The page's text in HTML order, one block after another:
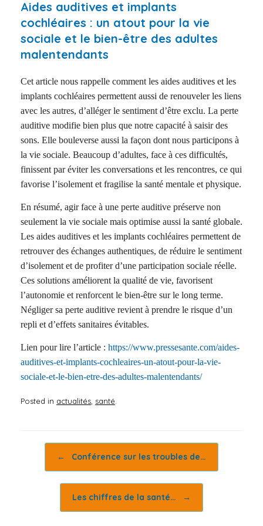
Aides auditives et implants
cochléaires : un atout pour la vie
sociale et le bien-être des adultes
malentendants
Cet article nous rappelle comment les aides auditives et les
implants cochléaires permettent aussi de renouveler les liens
avec les autres, d’alléger le sentiment d’être exclu. La perte
auditive modifie bien plus que notre capacité à saisir des
sons. Elle bouleverse aussi la façon dont nous participons à
la vie sociale. Beaucoup d’adultes, face à ces difficultés,
finissent par éviter les conversations et les rencontres, ce qui
favorise l’isolement et fragilise la santé mentale et physique.
En résumé, agir face à une perte auditive préserve non
seulement la vie sociale mais optimise aussi la santé globale.
Les aides auditives et les implants cochléaires permettent de
retrouver des échanges authentiques, de réduire le sentiment
d’isolement et de profiter d’une participation sociale réelle.
Ces solutions améliorent la qualité de vie, favorisent
l’autonomie et renforcent le bien-être sur le long terme.
Négliger sa perte auditive revient à prendre le risque d’un
repli et d’effets sanitaires évitables.
Lien pour lire l’article : https://www.pressesante.com/aides-
auditives-et-implants-cochleaires-un-atout-pour-la-vie-
sociale-et-le-bien-etre-des-adultes-malentendants/
Posted in actualités santé
← Conférence sur les troubles de…
Les chiffres de la santé… →